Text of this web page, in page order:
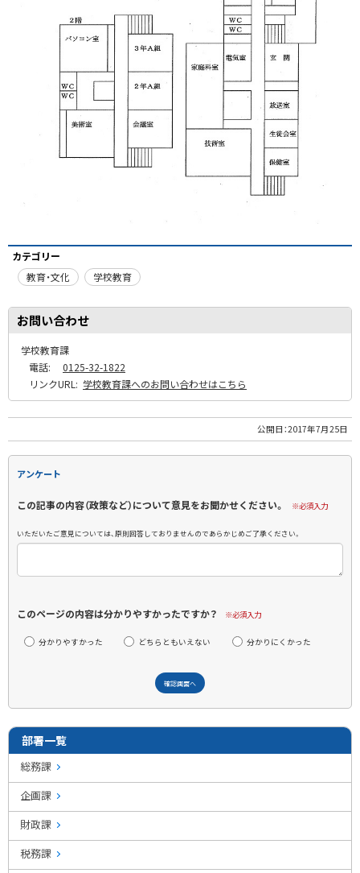
カテゴリー
教育・文化
学校教育
お問い合わせ
学校教育課
電話:
0125-32-1822
リンクURL: 学校教育課へのお問い合わせはこちら
公開日：2017年7月25日
アンケート
この記事の内容（政策など）について意見をお聞かせください。 ※必須入力
いただいたご意見については、原則回答しておりませんのであらかじめご了承ください。
このページの内容は分かりやすかったですか？ ※必須入力
分かりやすかった どちらともいえない 分かりにくかった
部署一覧
総務課
企画課
財政課
税務課